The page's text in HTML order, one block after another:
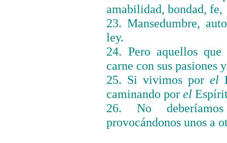
amabilidad, bondad, fe,
23. Mansedumbre,
ley.
24. Pero aquellos
carne con sus pasiones
25. Si vivimos por el
caminando porel
26. No
provocándonos unos a